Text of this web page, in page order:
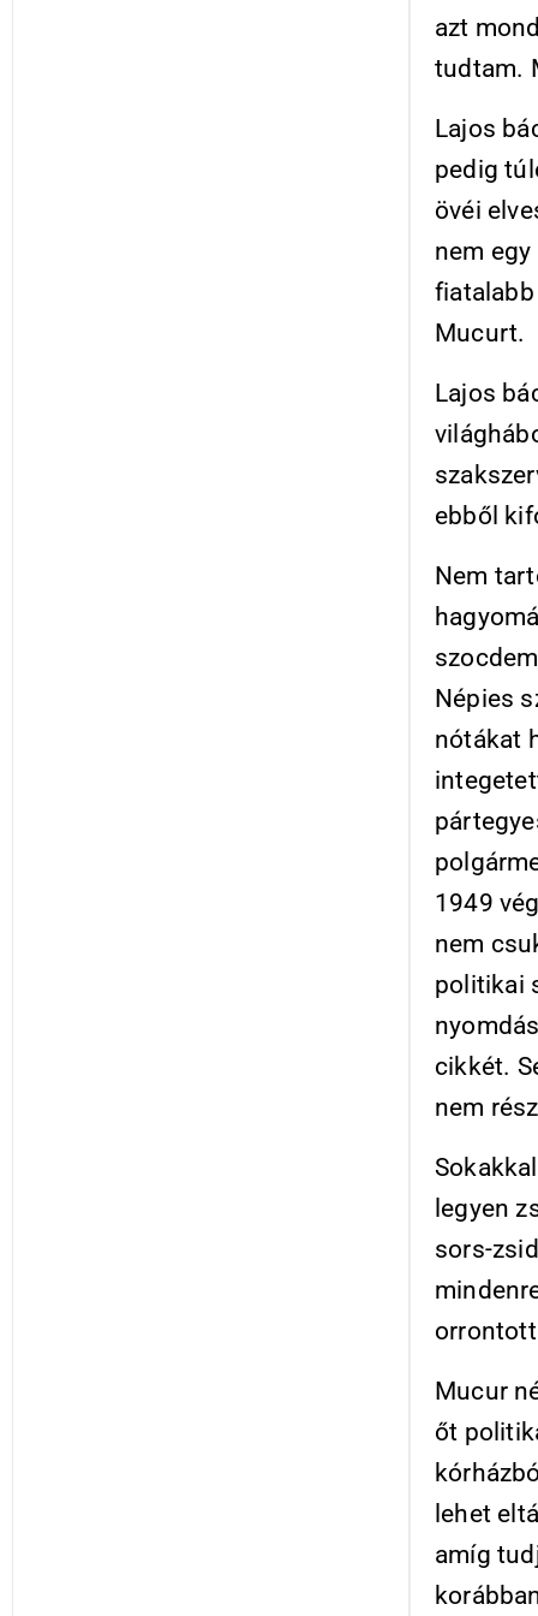
azt
tudtam.
Lajos
pedig
övéi
nem
Mucurt.
Lajos
ebből
Nem
Népies
nótákat
1949
nem
politikai
cikkét.
nem
legyen
sors-
Mucur
őt
lehet
amíg